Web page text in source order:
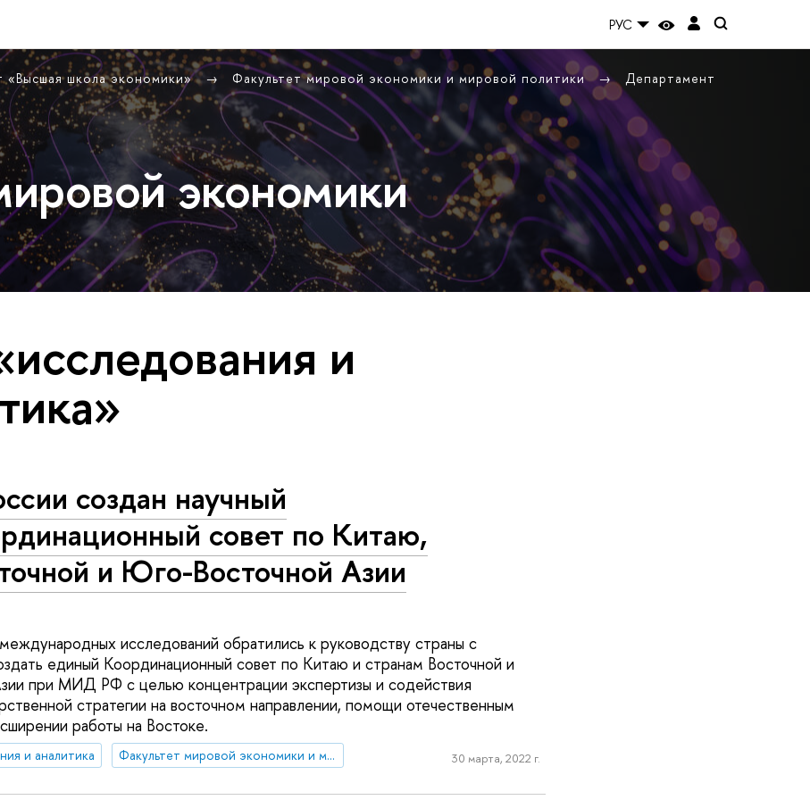
РУС
«Высшая школа экономики» Факультет мировой экономики и мировой политики
Департамент
экономики
и
создан научный
совет по Китаю,
и Юго-Восточной Азии
исследований обратились к руководству страны с
единый Координационный совет по Китаю и странам Восточной и
при МИД РФ с целью концентрации экспертизы и содействия
стратегии на восточном направлении, помощи отечественным
работы на Востоке.
и аналитика Факультет мировой экономики и мировой политики 30 марта, 2022 г.